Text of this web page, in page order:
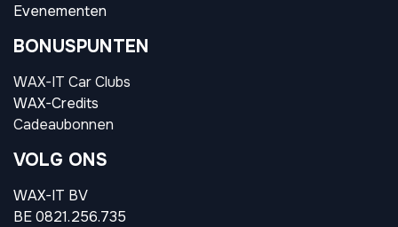
Evenementen
BONUSPUNTEN
WAX-IT Car Clubs
WAX-Credits
Cadeaubonnen
VOLG ONS
WAX-IT BV
BE 0821.256.735